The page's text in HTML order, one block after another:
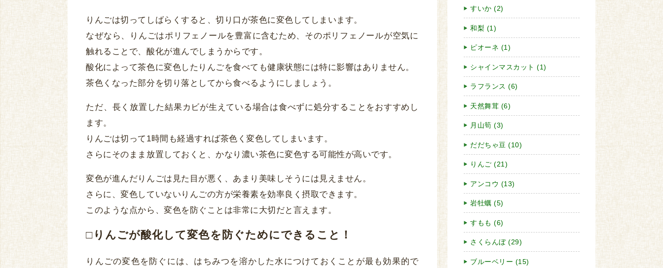
りんごは切ってしばらくすると、切り口が茶色に変色してしまいます。
なぜなら、りんごはポリフェノールを豊富に含むため、そのポリフェノールが空気に
触れることで、酸化が進んでしまうからです。
酸化によって茶色に変色したりんごを食べても健康状態には特に影響はありません。
茶色くなった部分を切り落としてから食べるようにしましょう。
ただ、長く放置した結果カビが生えている場合は食べずに処分することをおすすめし
ます。
りんごは切って1時間も経過すれば茶色く変色してしまいます。
さらにそのまま放置しておくと、かなり濃い茶色に変色する可能性が高いです。
変色が進んだりんごは見た目が悪く、あまり美味しそうには見えません。
さらに、変色していないりんごの方が栄養素を効率良く摂取できます。
このような点から、変色を防ぐことは非常に大切だと言えます。
□りんごが酸化して変色を防ぐためにできること！
りんごの変色を防ぐには、はちみつを溶かした水につけておくことが最も効果的で
すいか (2)
和梨 (1)
ピオーネ (1)
シャインマスカット (1)
ラフランス (6)
天然舞茸 (6)
月山筍 (3)
だだちゃ豆 (10)
りんご (21)
アンコウ (13)
岩牡蠣 (5)
すもも (6)
さくらんぼ (29)
ブルーベリー (15)